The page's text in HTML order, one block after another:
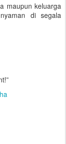
maupun keluarga
di segala